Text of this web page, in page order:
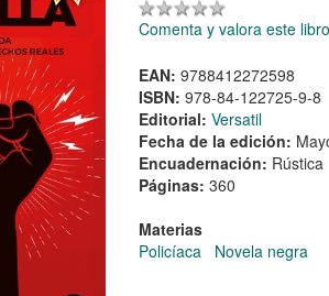
Comenta y valora este libro
EAN: 9788412272598
ISBN: 978-84-122725-9-8
Editorial: Versatil
Fecha de la edición:
Encuadernación: Rústica
Páginas: 360
Materias
Policíaca
Novela negra